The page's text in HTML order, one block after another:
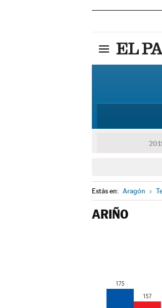
Estás en: Aragón »
ARIÑO
175
157